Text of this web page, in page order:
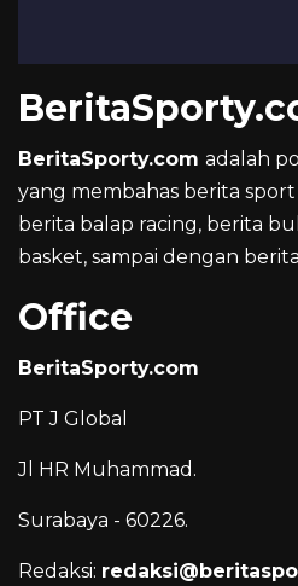
BeritaSporty.com adalah
yang membahas berita
berita balap racing, berita
basket, sampai dengan
Office
BeritaSporty.com
PT J Global
Jl HR Muhammad.
Surabaya - 60226.
Redaksi: